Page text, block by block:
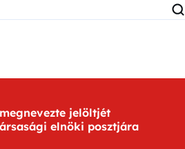
jelöltjét
elnöki posztjára